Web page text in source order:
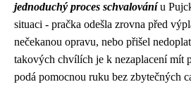
jednoduchý proces schvalováníu
situaci - pračka odešla zrovna před
nečekanou opravu, nebo přišel
takových chvílích je k nezaplacení mít
podá pomocnou ruku bez zbytečných